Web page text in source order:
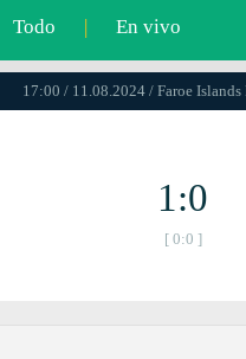
Todo | En vivo
17:00 / 11.08.2024 / Faroe Islands
1:0
[ 0:0 ]